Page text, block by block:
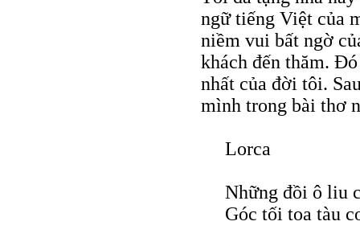
ngữ tiếng Việt của
niềm vui bất ngờ
khách đến thăm.
nhất của đời tôi.
mình trong bài thơ
Lorca
Những đồi ô liu
Góc tối toa tàu